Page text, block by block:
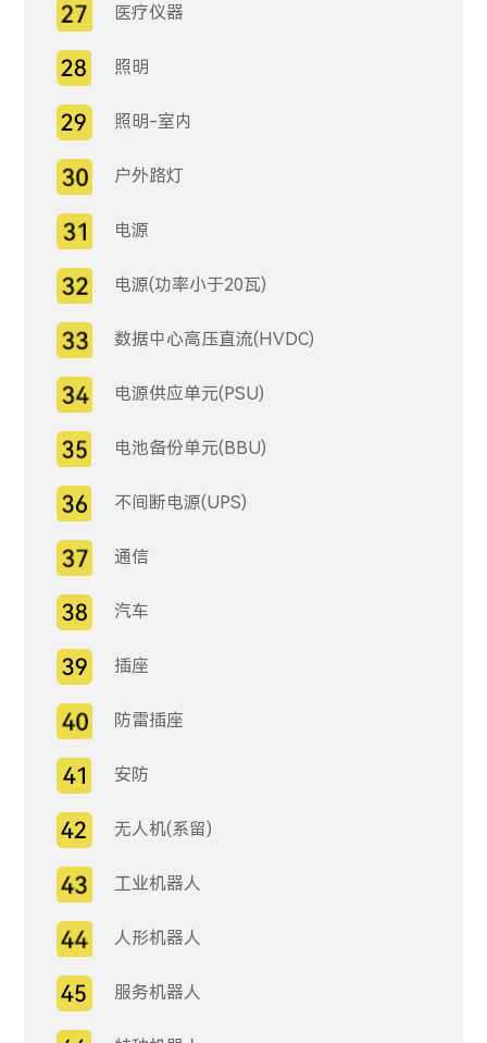
医疗仪器
照明
照明-室内
户外路灯
电源
电源(功率小于20瓦)
数据中心高压直流(HVDC)
电源供应单元(PSU)
电池备份单元(BBU)
不间断电源(UPS)
通信
汽车
插座
防雷插座
安防
无人机(系留)
工业机器人
人形机器人
服务机器人